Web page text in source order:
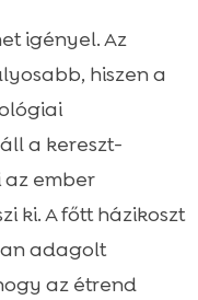
igényel. Az
hiszen a
a kereszt-
az ember
ki. A főtt házikoszt
adagolt
az étrend